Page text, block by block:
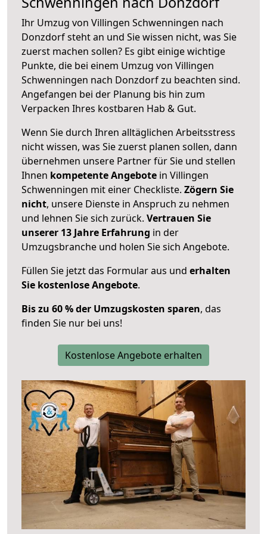
Ihr Umzug von Villingen Schwenningen nach
Donzdorf steht an und Sie wissen nicht, was Sie
zuerst machen sollen? Es gibt einige wichtige
Punkte, die bei einem Umzug von Villingen
Schwenningen nach Donzdorf zu beachten sind.
Angefangen bei der Planung bis hin zum
Verpacken Ihres kostbaren Hab & Gut.
Wenn Sie durch Ihren alltäglichen Arbeitsstress
nicht wissen, was Sie zuerst planen sollen, dann
übernehmen unsere Partner für Sie und stellen
Ihnen kompetente Angebote in Villingen
Schwenningen mit einer Checkliste. Zögern Sie
nicht, unsere Dienste in Anspruch zu nehmen
und lehnen Sie sich zurück. Vertrauen Sie
unserer 13 Jahre Erfahrung in der
Umzugsbranche und holen Sie sich Angebote.
Füllen Sie jetzt das Formular aus und erhalten
Sie kostenlose Angebote.
Bis zu 60 % der Umzugskosten sparen, das
finden Sie nur bei uns!
Kostenlose Angebote erhalten